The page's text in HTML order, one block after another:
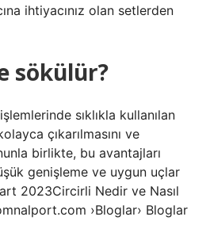
ihtiyacınız olan setlerden
sökülür?
sıklıkla kullanılan
çıkarılmasını ve
birlikte, bu avantajları
genişleme ve uygun uçlar
2023Circirli Nedir ve Nasıl
›Bloglar› Bloglar